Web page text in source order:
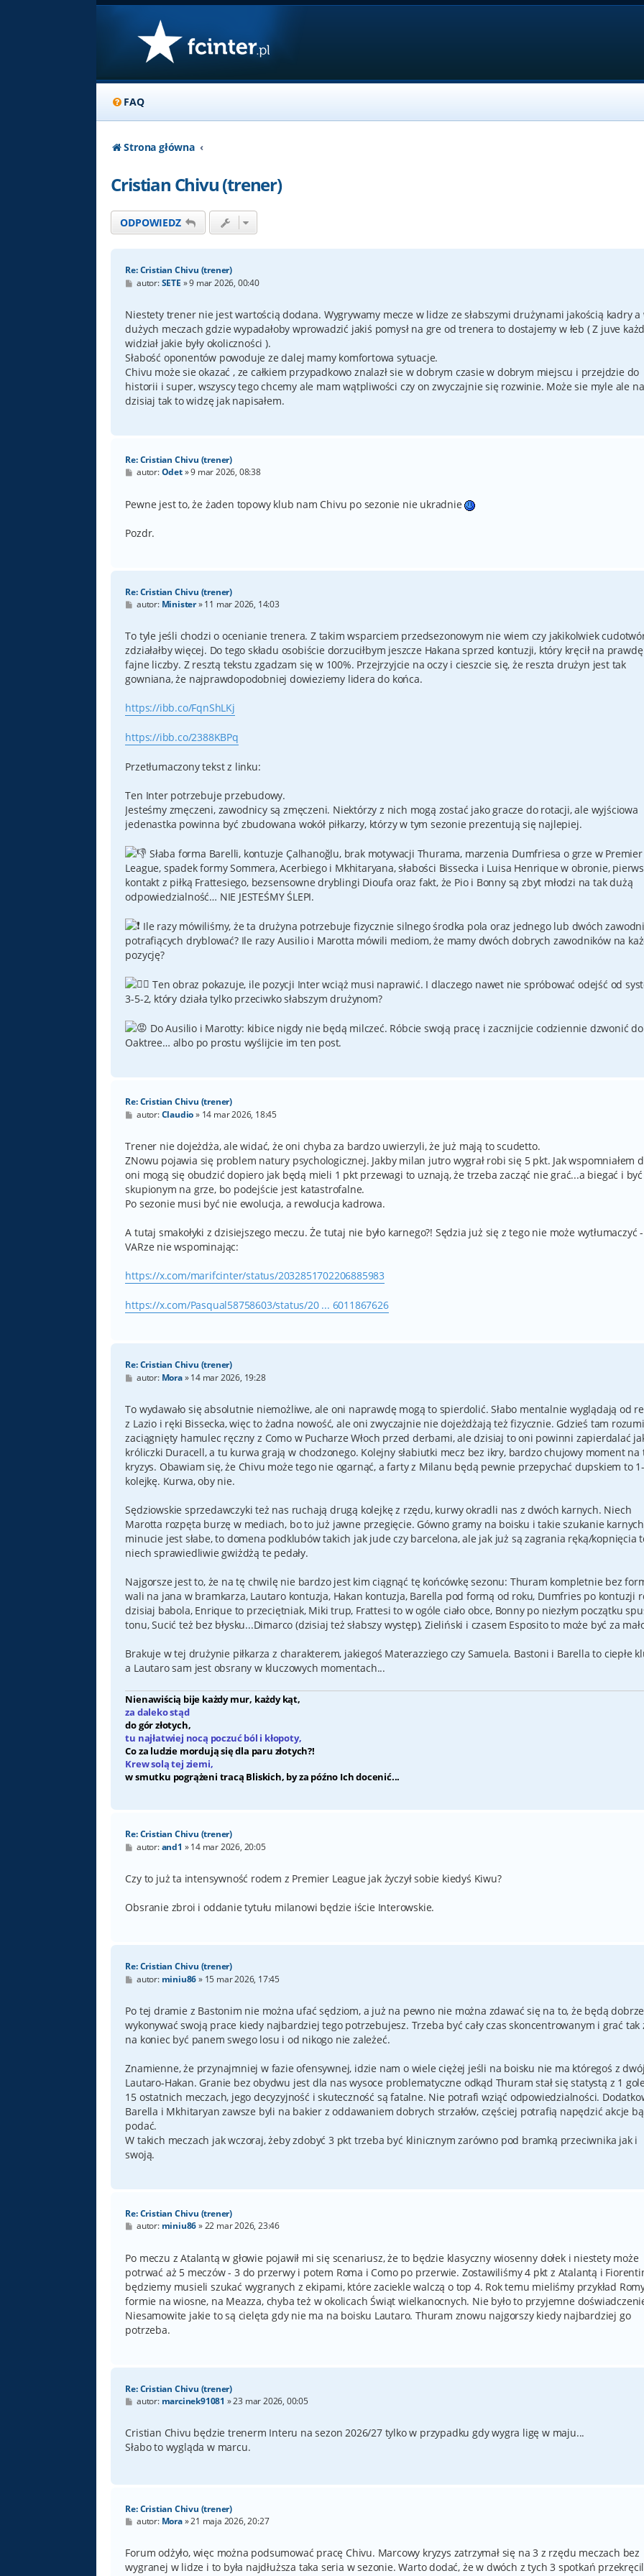
FAQ
Strona główna
Cristian Chivu (trener)
ODPOWIEDZ
Re: Cristian Chivu (trener)
P
t
autor:SETE »9 mar 2026, 00:40
Niestety trener nie jest wartością dodana. Wygrywamy mecze w lidze ze słabszymi drużynami jakością kadry a
dużych meczach gdzie wypadałoby wprowadzić jakiś pomysł na gre od trenera to dostajemy w łeb ( Z juve
widział jakie były okoliczności ).
Słabość oponentów powoduje ze dalej mamy komfortowa sytuacje.
Chivu może sie okazać , ze całkiem przypadkowo znalazł sie w dobrym czasie w dobrym miejscu i przejdzie do
historii i super, wszyscy tego chcemy ale mam wątpliwości czy on zwyczajnie się rozwinie. Może sie myle ale na
dzisiaj tak to widzę jak napisałem.
Re: Cristian Chivu (trener)
P
t
autor:Odet»9 mar 2026, 08:38
Pewne jest to, że żaden topowy klub nam Chivu po sezonie nie ukradnie
Pozdr.
Re: Cristian Chivu (trener)
P
t
autor: Minister»11 mar 2026, 14:03
To tyle jeśli chodzi o ocenianie trenera. Z takim wsparciem przedsezonowym nie wiem czy jakikolwiek
zdziałałby więcej. Do tego składu osobiście dorzuciłbym jeszcze Hakana sprzed kontuzji, który kręcił na prawdę
fajne liczby. Z resztą tekstu zgadzam się w 100%. Przejrzyjcie na oczy i cieszcie się, że reszta drużyn jest tak
gowniana, że najprawdopodobniej dowieziemy lidera do końca.
https://ibb.co/FqnShLKj
https://ibb.co/2388KBPq
Przetłumaczony tekst z linku:
Ten Inter potrzebuje przebudowy.
Jesteśmy zmęczeni, zawodnicy są zmęczeni. Niektórzy z nich mogą zostać jako gracze do rotacji, ale wyjściowa
jedenastka powinna być zbudowana wokół piłkarzy, którzy w tym sezonie prezentują się najlepiej.
Słaba forma Barelli, kontuzje Çalhanoğlu, brak motywacji Thurama, marzenia Dumfriesa o grze w Premier
League, spadek formy Sommera, Acerbiego i Mkhitaryana, słabości Bissecka i Luisa Henrique w obronie,
kontakt z piłką Frattesiego, bezsensowne dryblingi Dioufa oraz fakt, że Pio i Bonny są zbyt młodzi na tak dużą
odpowiedzialność… NIE JESTEŚMY ŚLEPI.
Ile razy mówiliśmy, że ta drużyna potrzebuje fizycznie silnego środka pola oraz jednego lub dwóch
potrafiących dryblować? Ile razy Ausilio i Marotta mówili mediom, że mamy dwóch dobrych zawodników na
pozycję?
Ten obraz pokazuje, ile pozycji Inter wciąż musi naprawić. I dlaczego nawet nie spróbować odejść od
3-5-2, który działa tylko przeciwko słabszym drużynom?
Do Ausilio i Marotty: kibice nigdy nie będą milczeć. Róbcie swoją pracę i zacznijcie codziennie dzwonić do
Oaktree… albo po prostu wyślijcie im ten post.
Re: Cristian Chivu (trener)
P
t
autor:Claudio» 14 mar 2026, 18:45
Trener nie dojeżdża, ale widać, że oni chyba za bardzo uwierzyli, że już mają to scudetto.
ZNowu pojawia się problem natury psychologicznej. Jakby milan jutro wygrał robi się 5 pkt. Jak wspomniałem
oni mogą się obudzić dopiero jak będą mieli 1 pkt przewagi to uznają, że trzeba zacząć nie grać...a biegać i być
skupionym na grze, bo podejście jest katastrofalne.
Po sezonie musi być nie ewolucja, a rewolucja kadrowa.
A tutaj smakołyki z dzisiejszego meczu. Że tutaj nie było karnego?! Sędzia już się z tego nie może wytłumaczyć
VARze nie wspominając:
https://x.com/marifcinter/status/2032851702206885983
https://x.com/Pasqual58758603/status/20 ... 6011867626
Re: Cristian Chivu (trener)
P
t
autor: Mora»14 mar 2026, 19:28
To wydawało się absolutnie niemożliwe, ale oni naprawdę mogą to spierdolić. Słabo mentalnie wyglądają od
z Lazio i ręki Bissecka, więc to żadna nowość, ale oni zwyczajnie nie dojeżdżają też fizycznie. Gdzieś tam
zaciągnięty hamulec ręczny z Como w Pucharze Włoch przed derbami, ale dzisiaj to oni powinni zapierdalać
króliczki Duracell, a tu kurwa grają w chodzonego. Kolejny słabiutki mecz bez ikry, bardzo chujowy moment na
kryzys. Obawiam się, że Chivu może tego nie ogarnąć, a farty z Milanu będą pewnie przepychać dupskiem to
kolejkę. Kurwa, oby nie.
Sędziowskie sprzedawczyki też nas ruchają drugą kolejkę z rzędu, kurwy okradli nas z dwóch karnych. Niech
Marotta rozpęta burzę w mediach, bo to już jawne przegięcie. Gówno gramy na boisku i takie szukanie
minucie jest słabe, to domena podklubów takich jak jude czy barcelona, ale jak już są zagrania ręką/kopnięcia
niech sprawiedliwie gwiżdżą te pedały.
Najgorsze jest to, że na tę chwilę nie bardzo jest kim ciągnąć tę końcówkę sezonu: Thuram kompletnie bez
wali na jana w bramkarza, Lautaro kontuzja, Hakan kontuzja, Barella pod formą od roku, Dumfries po kontuzji
dzisiaj babola, Enrique to przeciętniak, Miki trup, Frattesi to w ogóle ciało obce, Bonny po niezłym początku
tonu, Sucić też bez błysku...Dimarco (dzisiaj też słabszy występ), Zieliński i czasem Esposito to może być za
Brakuje w tej drużynie piłkarza z charakterem, jakiegoś Materazziego czy Samuela. Bastoni i Barella to ciepłe
a Lautaro sam jest obsrany w kluczowych momentach...
Nienawiścią bije każdy mur, każdy kąt,
za daleko stąd
do gór złotych,
tu najłatwiej nocą poczuć ból i kłopoty,
Co za ludzie mordują się dla paru złotych?!
Krew solą tej ziemi,
w smutku pogrążeni tracą Bliskich, by za późno Ich docenić...
Re: Cristian Chivu (trener)
P
t
autor:and1 »14 mar 2026, 20:05
Czy to już ta intensywność rodem z Premier League jak życzył sobie kiedyś Kiwu?
Obsranie zbroi i oddanie tytułu milanowi będzie iście Interowskie.
Re: Cristian Chivu (trener)
P
t
autor: miniu86» 15 mar 2026, 17:45
Po tej dramie z Bastonim nie można ufać sędziom, a już na pewno nie można zdawać się na to, że będą dobrze
wykonywać swoją prace kiedy najbardziej tego potrzebujesz. Trzeba być cały czas skoncentrowanym i grać tak
na koniec być panem swego losu i od nikogo nie zależeć.
Znamienne, że przynajmniej w fazie ofensywnej, idzie nam o wiele ciężej jeśli na boisku nie ma któregoś z
Lautaro-Hakan. Granie bez obydwu jest dla nas wysoce problematyczne odkąd Thuram stał się statystą z 1
15 ostatnich meczach, jego decyzyjność i skuteczność są fatalne. Nie potrafi wziąć odpowiedzialności.
Barella i Mkhitaryan zawsze byli na bakier z oddawaniem dobrych strzałów, częściej potrafią napędzić akcje
podać.
W takich meczach jak wczoraj, żeby zdobyć 3 pkt trzeba być klinicznym zarówno pod bramką przeciwnika jak i
swoją.
Re: Cristian Chivu (trener)
P
t
autor: miniu86»22 mar 2026, 23:46
Po meczu z Atalantą w głowie pojawił mi się scenariusz, że to będzie klasyczny wiosenny dołek i niestety może
potrwać aż 5 meczów - 3 do przerwy i potem Roma i Como po przerwie. Zostawiliśmy 4 pkt z Atalantą i
będziemy musieli szukać wygranych z ekipami, które zaciekle walczą o top 4. Rok temu mieliśmy przykład
formie na wiosne, na Meazza, chyba też w okolicach Świąt wielkanocnych. Nie było to przyjemne
Niesamowite jakie to są cielęta gdy nie ma na boisku Lautaro. Thuram znowu najgorszy kiedy najbardziej go
potrzeba.
Re: Cristian Chivu (trener)
P
t
autor: marcinek91081 »23 mar 2026, 00:05
Cristian Chivu będzie trenerm Interu na sezon 2026/27 tylko w przypadku gdy wygra ligę w maju...
Słabo to wygląda w marcu.
Re: Cristian Chivu (trener)
P
t
autor: Mora»21 maja 2026, 20:27
Forum odżyło, więc można podsumować pracę Chivu. Marcowy kryzys zatrzymał się na 3 z rzędu meczach bez
wygranej w lidze i to była najdłuższa taka seria w sezonie. Warto dodać, że w dwóch z tych 3 spotkań